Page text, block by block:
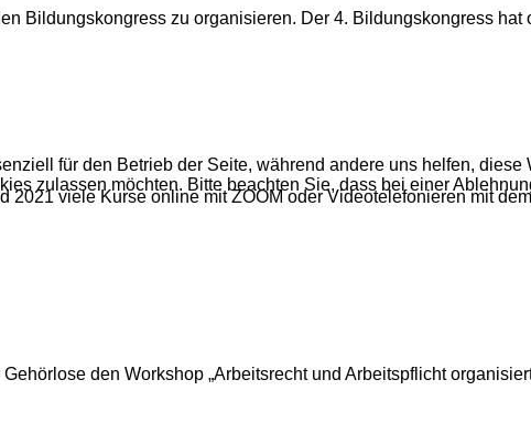
für den Betrieb der Seite, während andere uns helfen,
zulassen möchten. Bitte beachten Sie, dass bei einer
Bildungskongress zu organisieren. Der 4. Bildungskongress
viele Kurse online mit ZOOM oder Videotelefonieren mit
den Workshop „Arbeitsrecht und Arbeitspflicht